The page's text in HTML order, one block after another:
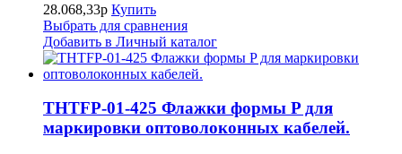
28.068,33р Купить
Выбрать для сравнения
Добавить в Личный каталог
THTFP-01-425 Флажки формы P для
маркировки оптоволоконных кабелей.